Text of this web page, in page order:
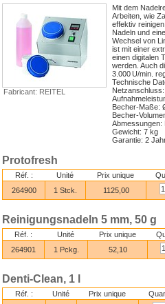
Fabricant: REITEL
Mit dem
Arbeiten, wie
effektiv
Nadeln und
Wechsel von
ist mit einer
einen digitalen
werden. Auch
3.000 U/min.
Technische
Becher-Maße:
Becher-
Abmessungen:
Gewicht: 7 kg
Garantie: 2
Protofresh
Réf. : Unité Prix unique
264900
1 Stck. 1125,00
Reinigungsnadeln 5 mm, 50 g
Réf. : Unité Prix unique
264901
1 Pckg. 52,10
Denti-Clean, 1 l
Réf. : Unité Prix unique